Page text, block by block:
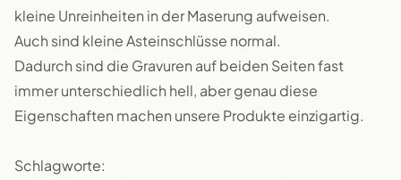
kleine Unreinheiten in der Maserung aufweisen.
Auch sind kleine Asteinschlüsse normal.
Dadurch sind die Gravuren auf beiden Seiten fast
immer unterschiedlich hell, aber genau diese
Eigenschaften machen unsere Produkte einzigartig.
Schlagworte: